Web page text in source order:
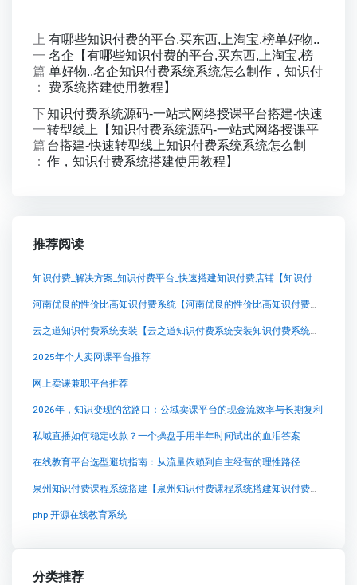
上
一
篇
：
有哪些知识付费的平台,买东西,上淘宝,榜单好物..
名企【有哪些知识付费的平台,买东西,上淘宝,榜
单好物..名企知识付费系统系统怎么制作，知识付
费系统搭建使用教程】
下
一
篇
：
知识付费系统源码-一站式网络授课平台搭建-快速
转型线上【知识付费系统源码-一站式网络授课平
台搭建-快速转型线上知识付费系统系统怎么制
作，知识付费系统搭建使用教程】
推荐阅读
知识付费_解决方案_知识付费平台_快速搭建知识付费店铺【知识付费_解决方案_知识付费平台_快速搭建知识付费店铺知识付费系统系统怎么制作，知识付费系统搭建使用教程】
河南优良的性价比高知识付费系统【河南优良的性价比高知识付费系统知识付费系统系统怎么制作，知识付费系统搭建使用教程】
云之道知识付费系统安装【云之道知识付费系统安装知识付费系统系统怎么制作，知识付费系统搭建使用教程】
2025年个人卖网课平台推荐
网上卖课兼职平台推荐
2026年，知识变现的岔路口：公域卖课平台的现金流效率与长期复利
私域直播如何稳定收款？一个操盘手用半年时间试出的血泪答案
在线教育平台选型避坑指南：从流量依赖到自主经营的理性路径
泉州知识付费课程系统搭建【泉州知识付费课程系统搭建知识付费系统系统怎么制作，知识付费系统搭建使用教程】
php 开源在线教育系统
分类推荐